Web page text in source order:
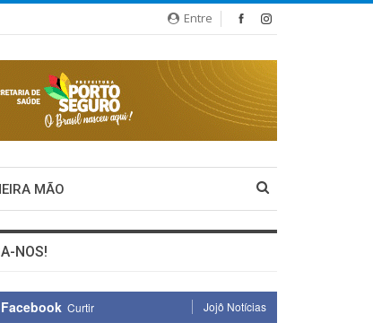
Entre
MÃO
NOS!
Facebook Curtir Jojô Notícias